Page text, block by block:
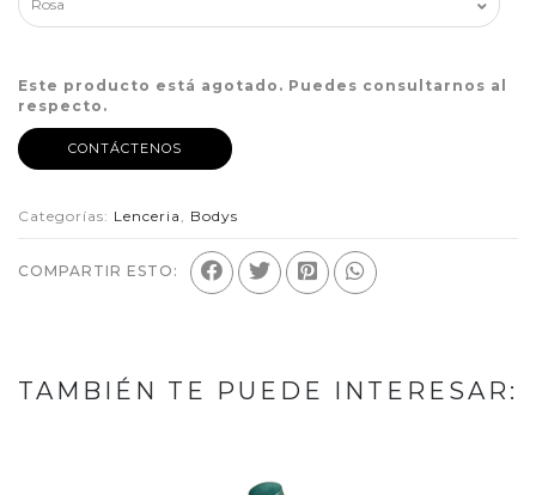
Este producto está agotado. Puedes consultarnos al
respecto.
CONTÁCTENOS
Categorías: Lenceria , Bodys
COMPARTIR ESTO:
TAMBIÉN TE PUEDE INTERESAR: